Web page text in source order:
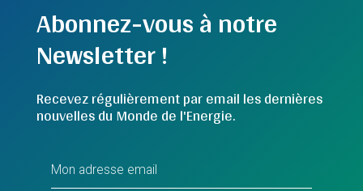
Abonnez-vous à notre
Newsletter !
Recevez régulièrement par email les dernières
nouvelles du Monde de l'Energie.